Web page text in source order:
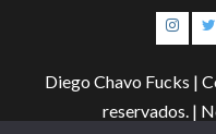
Diego Chavo Fucks |
reservados. |